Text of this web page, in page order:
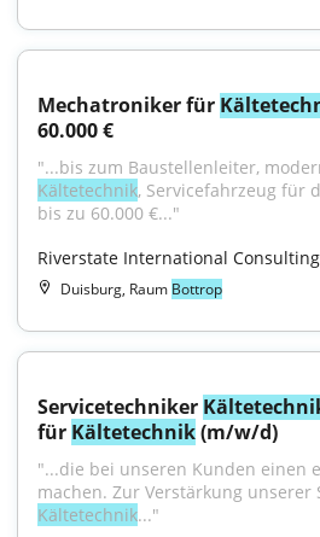
Mechatroniker für
60.000 €
Kältetechnik, Servicefahrzeug für
bis zu 60.000 €..."
Riverstate International
Duisburg, Raum Bottrop
Servicetechniker
für Kältetechnik (m/w/d)
"...die bei unseren Kunden einen
Kältetechnik..."